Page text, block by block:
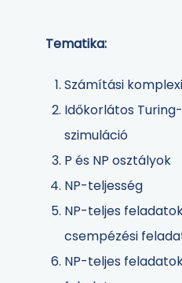
Tematika:
Számítási
Időkorlátos
szimuláció
P és NP osztályok
NP-teljesség
NP-teljes
csempézési
NP-teljes